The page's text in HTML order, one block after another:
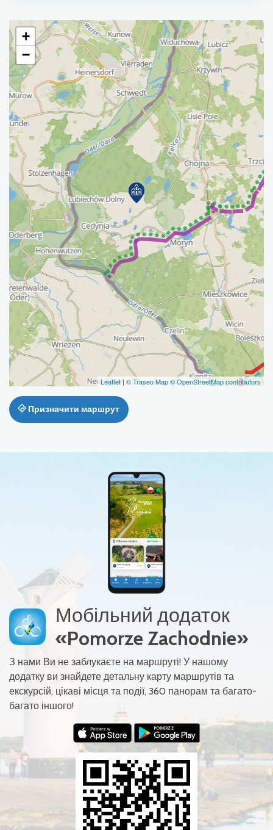
+
−
Leaflet| © Traseo Map© OpenStreetMap contributors
Призначити маршрут
Мобільний додаток
«Pomorze Zachodnie»
З нами Ви не заблукаєте на маршруті! У нашому
додатку ви знайдете детальну карту маршрутів та
екскурсій, цікаві місця та події, 360 панорам та багато-
багато іншого!